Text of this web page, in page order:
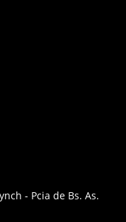
- Pcia de Bs. As.